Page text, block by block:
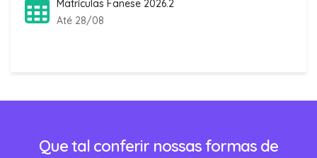
Matrículas Fanese 2026.2
Até 28/08
Que tal conferir nossas formas de